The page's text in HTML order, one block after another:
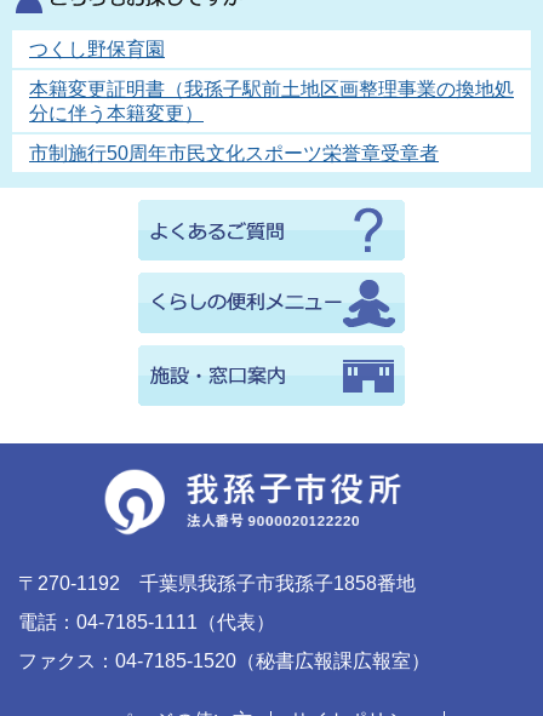
つくし野保育園
本籍変更証明書（我孫子駅前土地区画整理事業の換地処
分に伴う本籍変更）
市制施行50周年市民文化スポーツ栄誉章受章者
〒270-1192 千葉県我孫子市我孫子1858番地
電話：04-7185-1111（代表）
ファクス：04-7185-1520（秘書広報課広報室）